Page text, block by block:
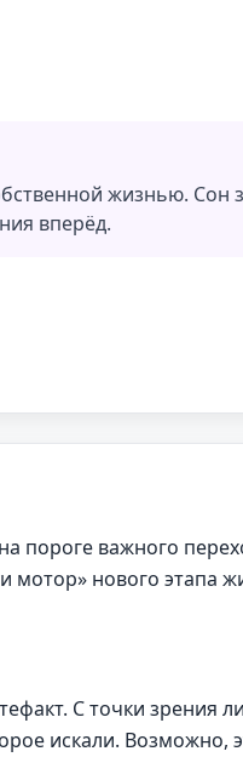
жизнью. Сон
вперёд.
пороге важного
мотор» нового этапа
С точки зрения
искали. Возможно,